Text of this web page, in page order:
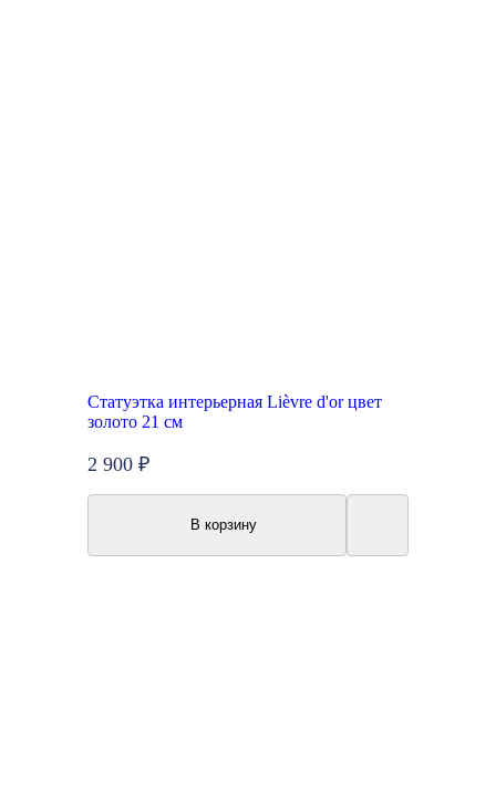
Статуэтка интерьерная Lièvre d'or цвет
золото 21 см
2 900 ₽
В корзину